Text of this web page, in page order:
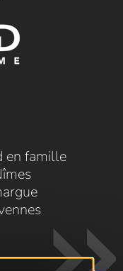
en famille